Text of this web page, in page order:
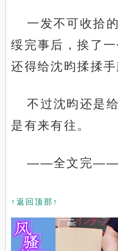
一发不可收拾
绥完事后，挨了一
还得给沈昀揉揉手
不过沈昀还是
是有来有往。
——全文完——
↑返回顶部↑